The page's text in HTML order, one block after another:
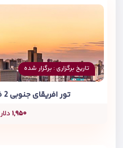
تاریخ برگزاری : برگزار شده
تور افریقای جنوبی 2 فروردین 1404
۱,۹۵۰ دلار